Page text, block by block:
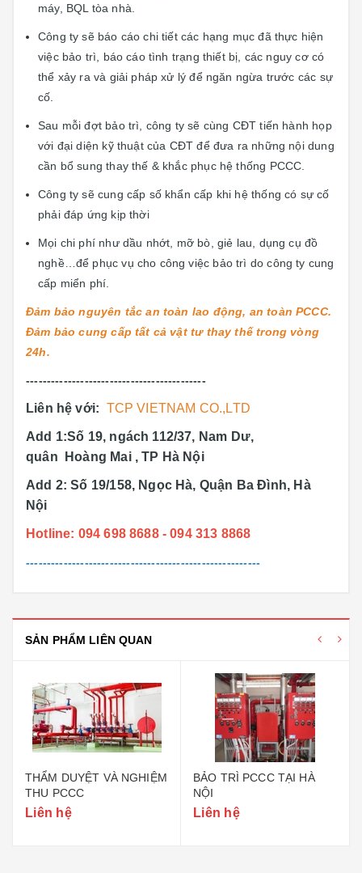
máy, BQL tòa nhà.
Công ty sẽ báo cáo chi tiết các hạng mục đã thực hiện
việc bảo trì, báo cáo tình trạng thiết bị, các nguy cơ có
thể xảy ra và giải pháp xử lý để ngăn ngừa trước các sự
cố.
Sau mỗi đợt bảo trì, công ty sẽ cùng CĐT tiến hành họp
với đại diện kỹ thuật của CĐT để đưa ra những nội dung
cần bổ sung thay thế & khắc phục hệ thống PCCC.
Công ty sẽ cung cấp số khẩn cấp khi hệ thống có sự cố
phải đáp ứng kịp thời
Mọi chi phí như dầu nhớt, mỡ bò, giẻ lau, dụng cụ đồ
nghề…để phục vụ cho công việc bảo trì do công ty cung
cấp miển phí.
Đảm bảo nguyên tắc an toàn lao động, an toàn PCCC.
Đảm bảo cung cấp tất cả vật tư thay thế trong vòng
24h.
-------------------------------------------
Liên hệ với: TCP VIETNAM CO.,LTD
Add 1:Số 19, ngách 112/37, Nam Dư,
quân Hoàng Mai , TP Hà Nội
Add 2: Số 19/158, Ngọc Hà, Quận Ba Đình, Hà
Nội
Hotline: 094 698 8688 - 094 313 8868
--------------------------------------------------------
SẢN PHẨM LIÊN QUAN
THẨM DUYỆT VÀ NGHIỆM
THU PCCC
Liên hệ
BẢO TRÌ PCCC TẠI HÀ
NỘI
Liên hệ